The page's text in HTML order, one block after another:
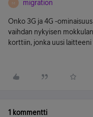
M migration
Onko 3G ja 4G -
vaihdan nykyisen
korttiin, jonka uusi
1 kommentti